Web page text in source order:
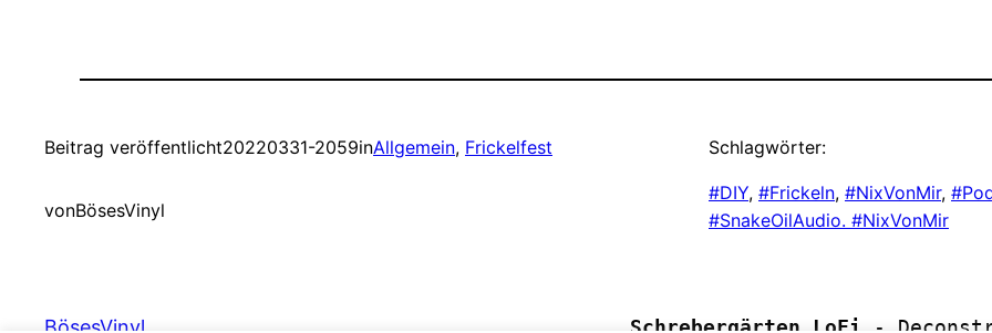
Beitrag veröffentlicht20220331-2059inAllgemein, Frickelfest
vonBösesVinyl
Schlagwörter:
#DIY, #Frickeln, #NixVonMir,
#SnakeOilAudio. #NixVonMir
BösesVinyl Schrebergärten LoFi -